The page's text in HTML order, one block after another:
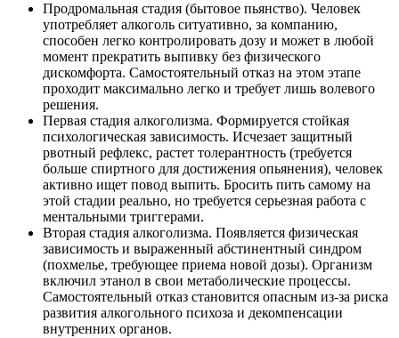
Продромальная стадия (бытовое пьянство). Человек
употребляет алкоголь ситуативно, за компанию,
способен легко контролировать дозу и может в любой
момент прекратить выпивку без физического
дискомфорта. Самостоятельный отказ на этом этапе
проходит максимально легко и требует лишь волевого
решения.
Первая стадия алкоголизма. Формируется стойкая
психологическая зависимость. Исчезает защитный
рвотный рефлекс, растет толерантность (требуется
больше спиртного для достижения опьянения), человек
активно ищет повод выпить. Бросить пить самому на
этой стадии реально, но требуется серьезная работа с
ментальными триггерами.
Вторая стадия алкоголизма. Появляется физическая
зависимость и выраженный абстинентный синдром
(похмелье, требующее приема новой дозы). Организм
включил этанол в свои метаболические процессы.
Самостоятельный отказ становится опасным из-за риска
развития алкогольного психоза и декомпенсации
внутренних органов.